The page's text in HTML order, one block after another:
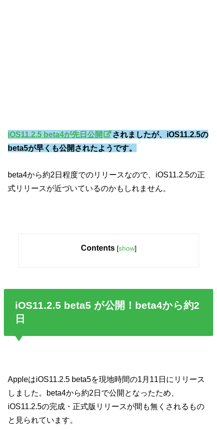
iOS11.2.5 beta4が先日公開
されましたが、iOS11.2.5の
beta5が早くも公開されたようです。
beta4から約2日程度でのリリースなので、iOS11.2.5の正
式リリースが近づいているのかもしれません。
Contents [show]
iOS11.2.5 beta5 が公開！beta4から約2
日
AppleはiOS11.2.5 beta5を現地時間の1月11日にリリース
しました。beta4から約2日で公開となったため、
iOS11.2.5の完成・正式版リリースが間も無くされるもの
と見られています。